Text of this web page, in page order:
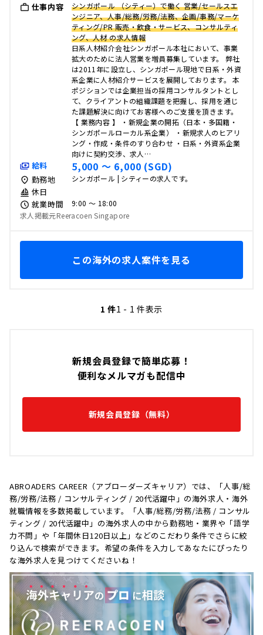
新規会員登録で簡単応募！
便利なメルマガも配信中
新規会員登録（無料）
ABROADERS CAREER（アブローダーズキャリア）では、「人事/総
務/労務/法務 / コンサルティング / 20代活躍中」の海外求人・海外
就職情報を多数掲載しています。「人事/総務/労務/法務 / コンサル
ティング / 20代活躍中」の海外求人の中から勤務地・業界や「語学
力不問」や「年間休日120日以上」などのこだわり条件でさらに絞
り込んで検索ができます。希望の条件を入力してあなたにぴったり
な海外求人を見つけてくださいね！
仕事内容
シンガポール （シティー）で働く 営業/セールスエ
ンジニア、人事/総務/労務/法務、企画/事務/マーケ
ティング/PR 販売・飲食・サービス、コンサルティ
ング、人材 の求人情報
日系人材紹介会社シンガポール本社において、事業
拡大のために法人営業を増員募集しています。 弊社
は2011年に設立し、シンガポール現地で日系・外資
系企業に人材紹介サービスを展開しております。 本
ポジションでは企業担当の採用コンサルタントとし
て、クライアントの組織課題を把握し、採用を通じ
た課題解決に向けてお客様へのご支援を頂きます。
【 業務内容 】 ・新規企業の開拓（日本・多国籍・
シンガポールローカル系企業） ・新規求人のヒアリ
ング・作成・条件のすり合わせ ・日系・外資系企業
向けに契約交渉、求人…
給料 5,000 〜 6,000 (SGD)
勤務地 シンガポール | シティーの求人です。
休日
就業時間
9:00 〜 18:00
求人掲載元Reeracoen Singapore
この海外の求人案件を見る
1 件1 - 1 件表示